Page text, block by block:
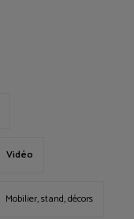
Vidéo
Mobilier, stand, décors